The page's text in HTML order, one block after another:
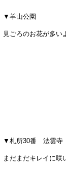
▼羊山公園
見ごろのお花が多い
▼札所30番 法雲寺
まだまだキレイに咲